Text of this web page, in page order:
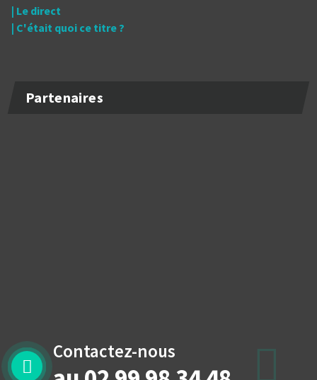
| Le direct
| C'était quoi ce titre ?
Partenaires
Contactez-nous